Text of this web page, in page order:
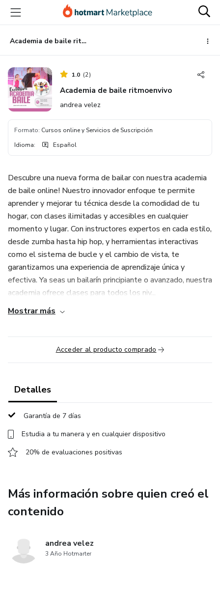
principal
página
de
página
Academia de baile ritmoenvivo
1.0 (2)
Academia de baile ritmoenvivo
andrea velez
Formato: Cursos online y Servicios de Suscripción
Idioma: Español
Descubre una nueva forma de bailar con nuestra academia
de baile online! Nuestro innovador enfoque te permite
aprender y mejorar tu técnica desde la comodidad de tu
hogar, con clases ilimitadas y accesibles en cualquier
momento y lugar. Con instructores expertos en cada estilo,
desde zumba hasta hip hop, y herramientas interactivas
como el sistema de bucle y el cambio de vista, te
garantizamos una experiencia de aprendizaje única y
efectiva. Ya seas un bailarín principiante o avanzado, nuestra
academia ofrece clases para todos los niv...
Mostrar más
Acceder al producto comprado
Detalles
Garantía de 7 días
Estudia a tu manera y en cualquier dispositivo
20% de evaluaciones positivas
Más información sobre quien creó el
contenido
andrea velez
3 Año Hotmarter